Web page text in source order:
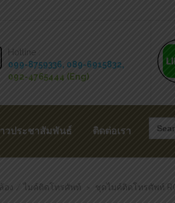
Hotline :
099-8759336, 089-6915832,
092-4765444 (Eng)
วประชาสัมพันธ์ ติดต่อเรา
for:
อง / ไมค์ติดโทรศัพท์ > ชุดไมค์ติดโทรศัพท์